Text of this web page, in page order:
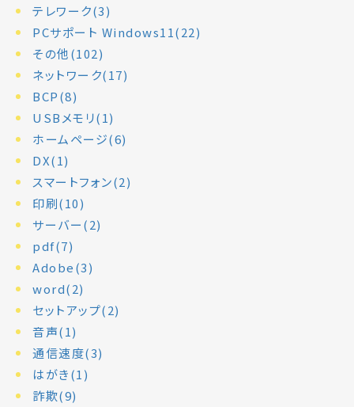
テレワーク(3)
PCサポート Windows11(22)
その他(102)
ネットワーク(17)
BCP(8)
USBメモリ(1)
ホームページ(6)
DX(1)
スマートフォン(2)
印刷(10)
サーバー(2)
pdf(7)
Adobe(3)
word(2)
セットアップ(2)
音声(1)
通信速度(3)
はがき(1)
詐欺(9)